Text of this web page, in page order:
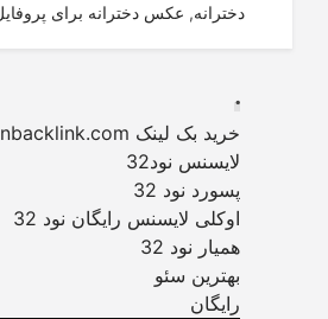
دخترانه, عکس دخترانه برای
.
خرید بک لینک behtarinbacklink.com
لایسنس نود32
پسورد نود 32
اوکلی لایسنس رایگان نود 32
همیار نود 32
بهترین سئو
رایگان